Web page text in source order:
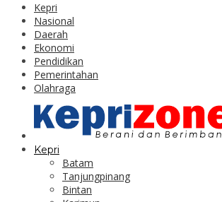
Kepri
Nasional
Daerah
Ekonomi
Pendidikan
Pemerintahan
Olahraga
Kepri
Batam
Tanjungpinang
Bintan